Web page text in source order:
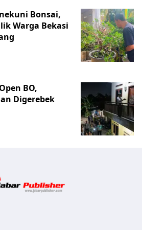
Bonsai,
Warga Bekasi
BO,
Digerebek